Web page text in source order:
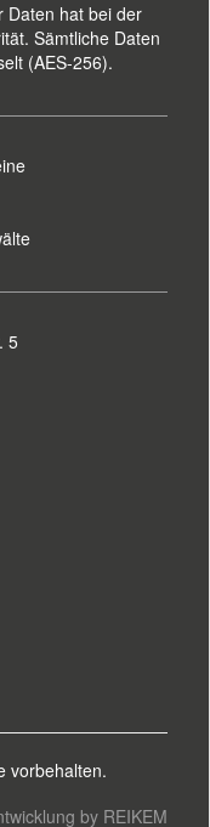
Daten hat bei der
Sämtliche Daten
(AES-256).
5
vorbehalten.
by REIKEM